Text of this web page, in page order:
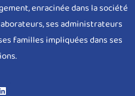
enracinée dans la société
ses administrateurs
familles impliquées dans ses